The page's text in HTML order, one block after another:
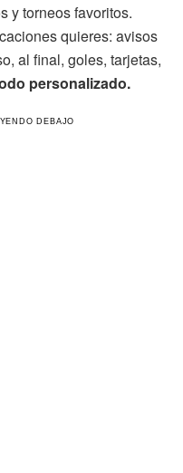
y torneos favoritos.
quieres: avisos
al final, goles, tarjetas,
personalizado.